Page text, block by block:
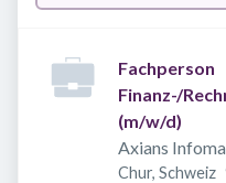
Fachperson
Finanz-/
(m/w/d)
Axians
Chur, Schweiz